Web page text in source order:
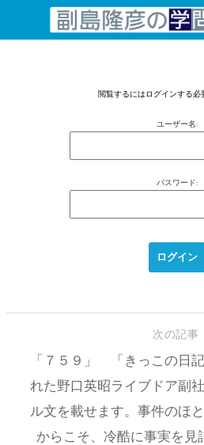
コンテンツへスキップ
閲覧するにはログインする必
ユーザー名:
パスワード:
次の記事
「７５９」 「きっこの日
れた野口英昭ライブドア副
ル文を載せます。事件のほ
からこそ、冷酷に事実を見